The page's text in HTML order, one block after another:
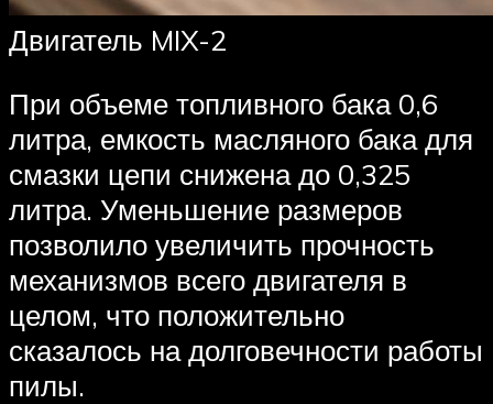
Двигатель MIX-2
При объеме топливного бака 0,6
литра, емкость масляного бака для
смазки цепи снижена до 0,325
литра. Уменьшение размеров
позволило увеличить прочность
механизмов всего двигателя в
целом, что положительно
сказалось на долговечности работы
пилы.